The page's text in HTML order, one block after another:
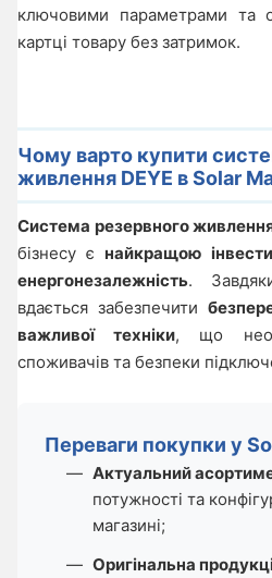
ключовими параметрами та
картці товару без затримок.
Чому варто купити
живлення DEYE в Solar
Система резервного
бізнесу є найкращою
енергонезалежність.
вдається забезпечити
важливої техніки, що
споживачів та безпеки
Переваги покупки у
Актуальний
потужності та
магазині;
Оригінальна